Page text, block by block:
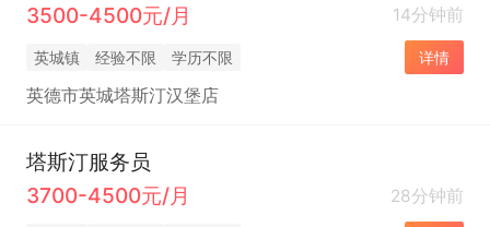
3500-4500元/月
14分钟前
英城镇 经验不限 学历不限 详情
英德市英城塔斯汀汉堡店
塔斯汀服务员
3700-4500元/月
28分钟前